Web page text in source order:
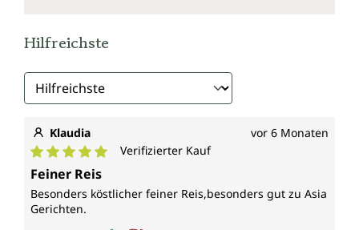
Hilfreichste
Klaudia vor 6 Monaten
Durchschnittliche Bewertung von 5 von 5 Sternen
Verifizierter Kauf
Feiner Reis
Besonders köstlicher feiner Reis,besonders gut zu Asia
Gerichten.